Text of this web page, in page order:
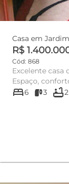
R$
Cód: 868
Excelente casa
Espaço,
imóvel amplo,...
bed6 3 bathtub2